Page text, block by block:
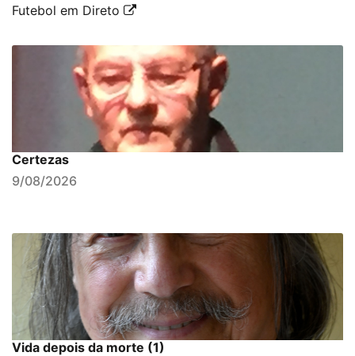
Futebol em Direto
Certezas
9/08/2026
Vida depois da morte (1)